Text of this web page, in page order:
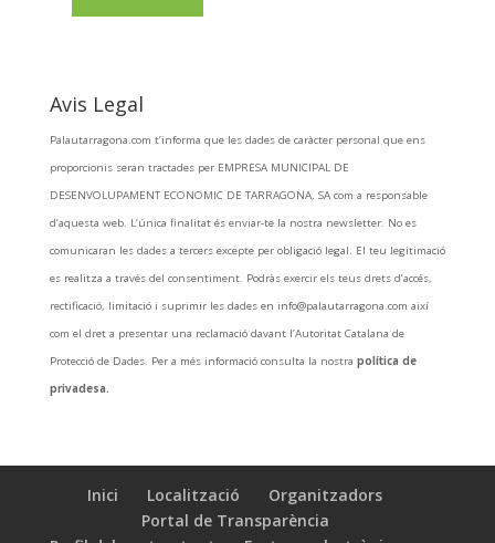
Avis Legal
Palautarragona.com t’informa que les dades de caràcter personal que ens
proporcionis seran tractades per EMPRESA MUNICIPAL DE
DESENVOLUPAMENT ECONOMIC DE TARRAGONA, SA com a responsable
d’aquesta web. L’única finalitat és enviar-te la nostra newsletter. No es
comunicaran les dades a tercers excepte per obligació legal. El teu legitimació
es realitza a través del consentiment. Podràs exercir els teus drets d’accés,
rectificació, limitació i suprimir les dades en info@palautarragona.com així
com el dret a presentar una reclamació davant l’Autoritat Catalana de
Protecció de Dades. Per a més informació consulta la nostra política de
privadesa.
Inici Localització
Organitzadors
Portal de Transparència